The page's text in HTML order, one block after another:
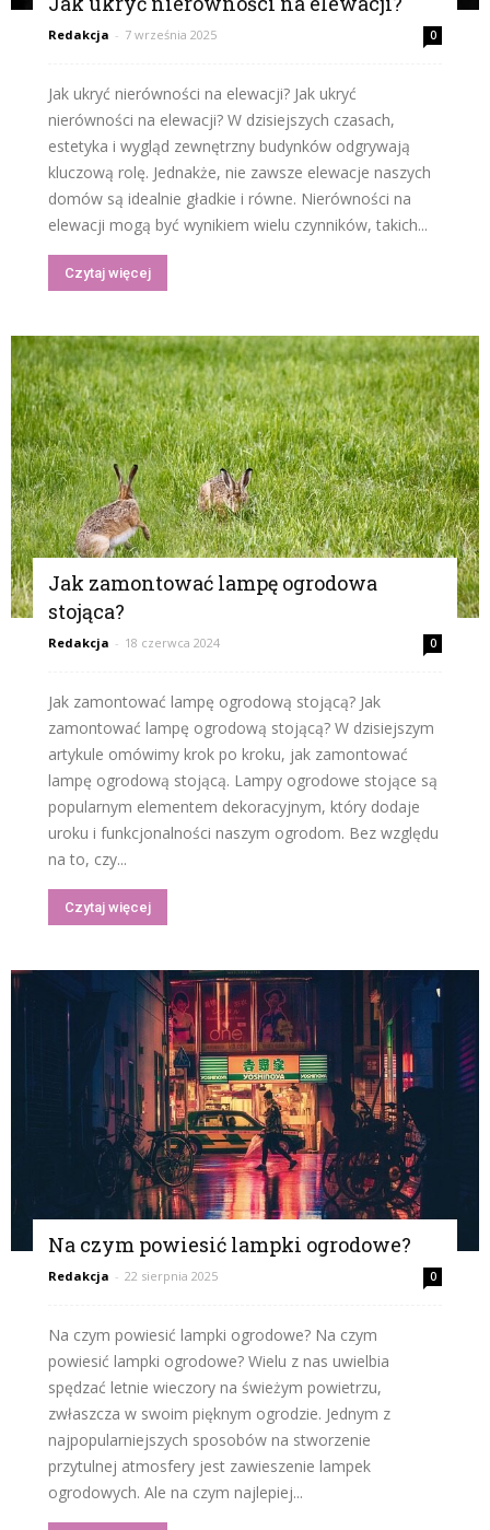
Redakcja - 7 września 2025 0
Jak ukryć nierówności na elewacji? Jak ukryć
nierówności na elewacji? W dzisiejszych czasach,
estetyka i wygląd zewnętrzny budynków odgrywają
kluczową rolę. Jednakże, nie zawsze elewacje naszych
domów są idealnie gładkie i równe. Nierówności na
elewacji mogą być wynikiem wielu czynników, takich...
Czytaj więcej
Jak zamontować lampę ogrodowa
stojąca?
Redakcja - 18 czerwca 2024 0
Jak zamontować lampę ogrodową stojącą? Jak
zamontować lampę ogrodową stojącą? W dzisiejszym
artykule omówimy krok po kroku, jak zamontować
lampę ogrodową stojącą. Lampy ogrodowe stojące są
popularnym elementem dekoracyjnym, który dodaje
uroku i funkcjonalności naszym ogrodom. Bez względu
na to, czy...
Czytaj więcej
Na czym powiesić lampki ogrodowe?
Redakcja - 22 sierpnia 2025 0
Na czym powiesić lampki ogrodowe? Na czym
powiesić lampki ogrodowe? Wielu z nas uwielbia
spędzać letnie wieczory na świeżym powietrzu,
zwłaszcza w swoim pięknym ogrodzie. Jednym z
najpopularniejszych sposobów na stworzenie
przytulnej atmosfery jest zawieszenie lampek
ogrodowych. Ale na czym najlepiej...